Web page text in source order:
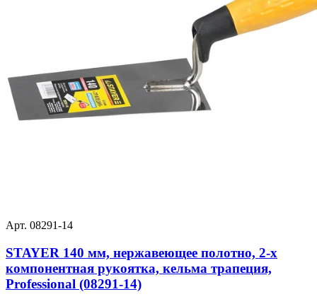
Арт. 08291-14
STAYER 140 мм, нержавеющее полотно, 2-х
компонентная рукоятка, кельма трапеция,
Professional (08291-14)